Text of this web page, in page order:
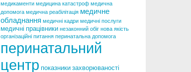
медикаменти медицина катастроф медична
допомога медична реабілітація медичне
обладнання медичні кадри медичні послуги
медичні працівники незаконний обіг нова якість
організаційні питання перинатальна допомога
перинатальний
центр показники захворюваності